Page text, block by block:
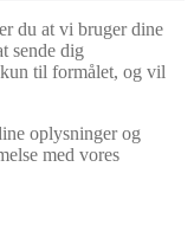
du at vi bruger dine
sende dig
til formålet, og vil
oplysninger og
med vores